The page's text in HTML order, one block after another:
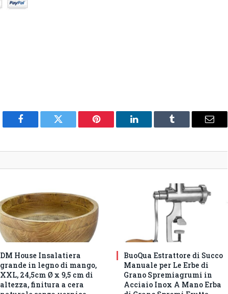
Facebook Twitter Pinterest LinkedIn Tumblr Email
DM House Insalatiera
grande in legno di mango,
XXL, 24,5cm Ø x 9,5 cm di
altezza, finitura a cera
BuoQua Estrattore di Succo
Manuale per Le Erbe di
Grano Spremiagrumi in
Acciaio Inox A Mano Erba